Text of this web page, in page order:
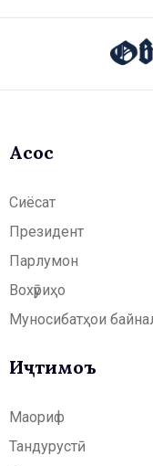
Асосӣ
Сиёсат
Президент
Парлумон
Вохӯриҳо
Муносибатҳои
Иҷтимоъ
Маориф
Тандурустӣ